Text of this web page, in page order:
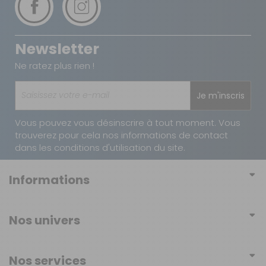
Newsletter
Ne ratez plus rien !
Je m'inscris
Vous pouvez vous désinscrire à tout moment. Vous
trouverez pour cela nos informations de contact
dans les conditions d'utilisation du site.
Informations
Conditions générales d'utilisation
Nos univers
Nos services